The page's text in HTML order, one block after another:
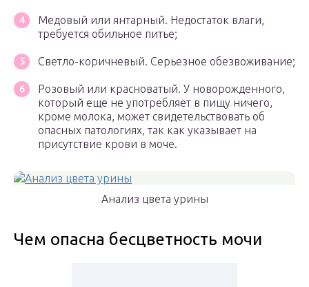
Медовый или янтарный. Недостаток влаги,
требуется обильное питье;
Светло-коричневый. Серьезное обезвоживание;
Розовый или красноватый. У новорожденного,
который еще не употребляет в пищу ничего,
кроме молока, может свидетельствовать об
опасных патологиях, так как указывает на
присутствие крови в моче.
Анализ цвета урины
Чем опасна бесцветность мочи